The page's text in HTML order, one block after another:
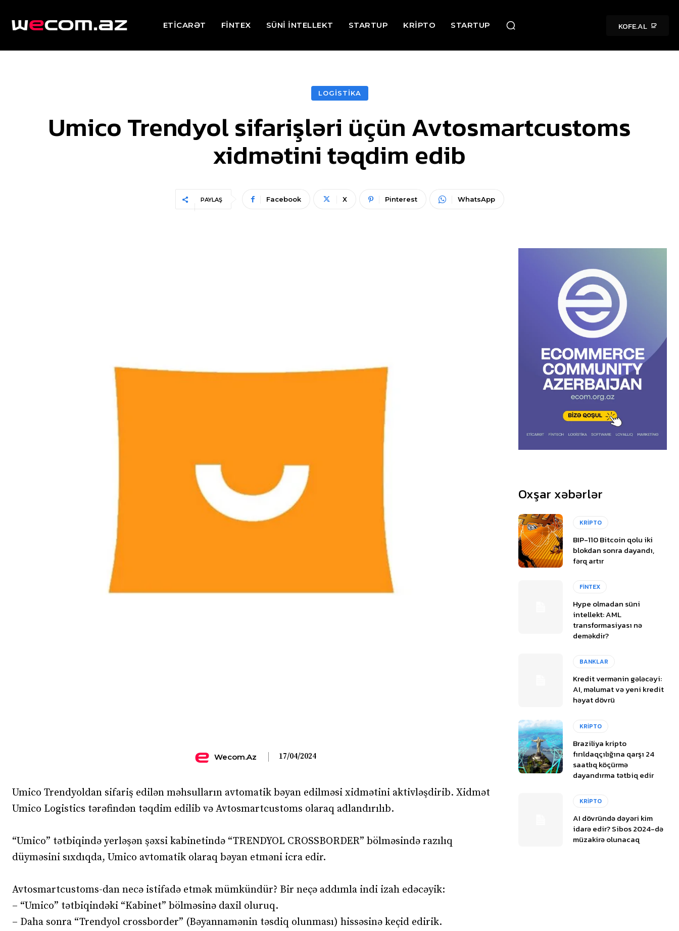
ETİCARƏT FİNTEX SÜNİ İNTELLEKT STARTUP KRİPTO STARTUP KOFE.AL
LOGİSTİKA
Umico Trendyol sifarişləri üçün Avtosmartcustoms
xidmətini təqdim edib
PAYLAŞ Facebook X Pinterest WhatsApp
Wecom.az 17/04/2024
Umico Trendyoldan sifariş edilən məhsulların avtomatik bəyan edilməsi xidmətini aktivləşdirib. Xidmət
Umico Logistics tərəfindən təqdim edilib və Avtosmartcustoms olaraq adlandırılıb.
“Umico” tətbiqində yerləşən şəxsi kabinetində “TRENDYOL CROSSBORDER” bölməsində razılıq
düyməsini sıxdıqda, Umico avtomatik olaraq bəyan etməni icra edir.
Avtosmartcustoms-dan necə istifadə etmək mümkündür? Bir neçə addımla indi izah edəcəyik:
– “Umico” tətbiqindəki “Kabinet” bölməsinə daxil oluruq.
– Daha sonra “Trendyol crossborder” (Bəyannamənin təsdiq olunması) hissəsinə keçid edirik.
Oxşar xəbərlər
KRİPTO
BIP-110 Bitcoin qolu iki
blokdan sonra dayandı,
fərq artır
FİNTEX
Hype olmadan süni
intellekt: AML
transformasiyası nə
deməkdir?
BANKLAR
Kredit vermənin gələcəyi:
AI, məlumat və yeni kredit
həyat dövrü
KRİPTO
Braziliya kripto
fırıldaqçılığına qarşı 24
saatlıq köçürmə
dayandırma tətbiq edir
KRİPTO
AI dövründə dəyəri kim
idarə edir? Sibos 2024-də
müzakirə olunacaq